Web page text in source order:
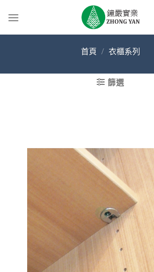
首頁 / 衣櫃系列
篩選